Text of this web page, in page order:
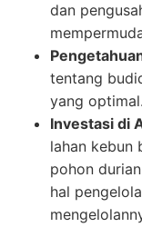
dan
tentang
yang optimal.
Investasi di
lahan kebun
pohon
hal